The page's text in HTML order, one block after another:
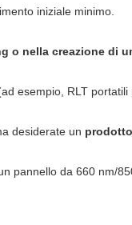
iniziale minimo.
o nella creazione di
esempio, RLT
desiderate un
pannello da 660 nm/